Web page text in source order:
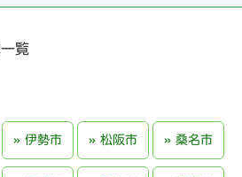
伊勢市 松阪市 桑名市